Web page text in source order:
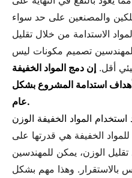
الاستدامة من خلال تقليل
للمهندسين تصميم مكونات ليس
أقل. إن دمج المواد الخفيفة
استدامة المشروع بشكل
عام.
استخدام المواد الخفيفة الوزن
الخفيفة هي قدرتها على
تقليل الوزن، يمكن للمهندسين
بالاستقرار. وهذا مهم بشكل